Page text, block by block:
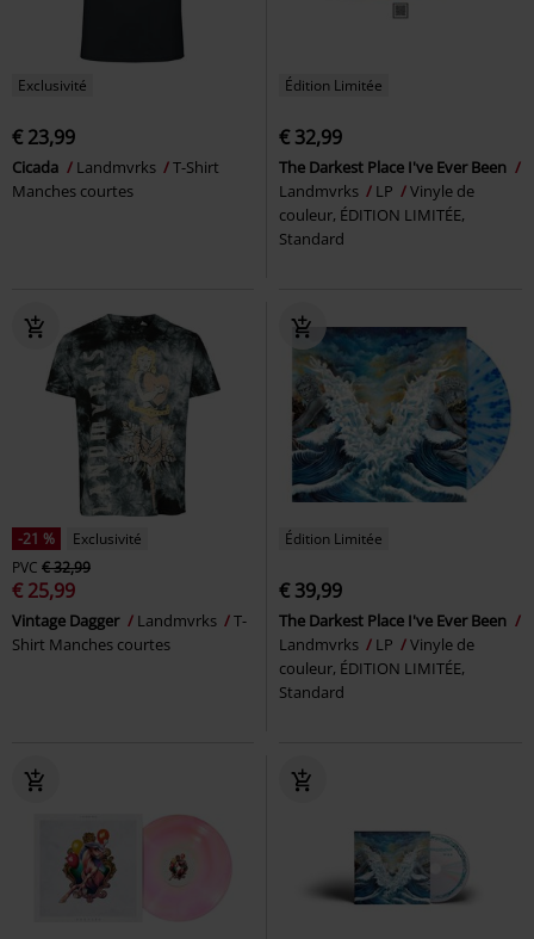
Exclusivité
€ 23,99
Cicada Landmvrks
T-Shirt
Manches courtes
Édition Limitée
€ 32,99
The Darkest Place I've Ever Been
Landmvrks
LP
Vinyle de
couleur, ÉDITION LIMITÉE,
Standard
-21 %
Exclusivité
PVC € 32,99
€ 25,99
Vintage Dagger Landmvrks
T-
Shirt Manches courtes
Édition Limitée
€ 39,99
The Darkest Place I've Ever Been
Landmvrks
LP
Vinyle de
couleur, ÉDITION LIMITÉE,
Standard